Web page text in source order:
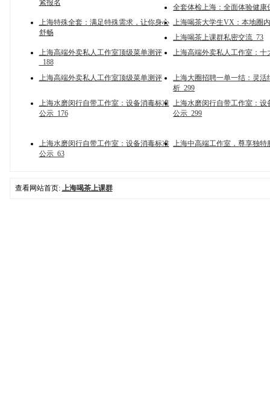
紧报名
全套体检上海：全面体验健康
上海特殊全套：满足特殊需求，让你身心
舒畅
上海喝茶大学生VX：本地圈
上海喝茶上课群私密交流_73
上海高端外卖私人工作室顶级菜单测评
_188
上海高端外卖私人工作室：十
上海高端外卖私人工作室顶级菜单测评
上海大圈招聘一单一结：灵活
析_299
上海水磨闵行自带工作室：设备消毒标准
公示_176
上海水磨闵行自带工作室：设
公示_299
上海水磨闵行自带工作室：设备消毒标准
公示_63
上海中高端工作室，尊享独特
查看网站首页: 上海喝茶上课群